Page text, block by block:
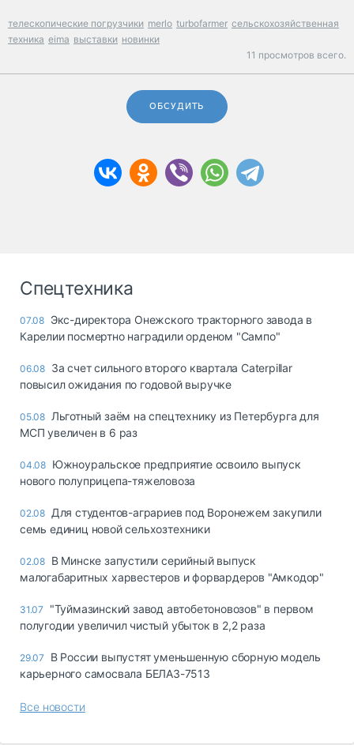
телескопические погрузчики merlo turbofarmer сельскохозяйственная
техника eima выставки новинки
11 просмотров всего.
ОБСУДИТЬ
Спецтехника
07.08 Экс-директора Онежского тракторного завода в
Карелии посмертно наградили орденом "Сампо"
06.08 За счет сильного второго квартала Caterpillar
повысил ожидания по годовой выручке
05.08 Льготный заём на спецтехнику из Петербурга для
МСП увеличен в 6 раз
04.08 Южноуральское предприятие освоило выпуск
нового полуприцепа-тяжеловоза
02.08 Для студентов-аграриев под Воронежем закупили
семь единиц новой сельхозтехники
02.08 В Минске запустили серийный выпуск
малогабаритных харвестеров и форвардеров "Амкодор"
31.07
"Туймазинский завод автобетоновозов" в первом
полугодии увеличил чистый убыток в 2,2 раза
29.07
В России выпустят уменьшенную сборную модель
карьерного самосвала БЕЛАЗ-7513
Все новости